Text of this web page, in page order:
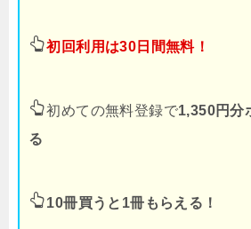
初回利用は30日間無料！
初めての無料登録で1,350円分
る
10冊買うと1冊もらえる！